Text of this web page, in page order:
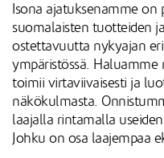
Isona ajatuksenamme
suomalaisten tuotteiden
ostettavuutta nykyajan
ympäristössä.
toimii virtaviivaisesti ja
näkökulmasta.
laajalla rintamalla
Johku on osa laajempaa